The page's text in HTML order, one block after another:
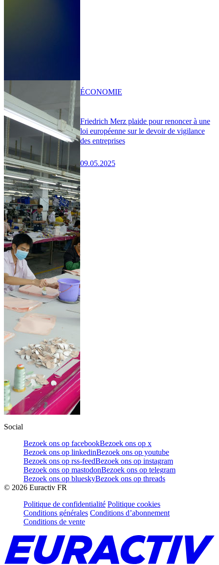
Friedrich Merz plaide pour renoncer à une
loi européenne sur le devoir de vigilance
des entreprises
09.05.2025
ÉCONOMIE
Social
Bezoek ons op facebookBezoek ons op x
Bezoek ons op linkedinBezoek ons op youtube
Bezoek ons op rss-feedBezoek ons op instagram
Bezoek ons op mastodonBezoek ons op telegram
Bezoek ons op blueskyBezoek ons op threads
© 2026 Euractiv FR
Politique de confidentialité Politique cookies
Conditions générales Conditions d’abonnement
Conditions de vente